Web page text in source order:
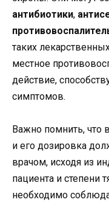
антибиотики,
таких
местное
действие,
симптомов.
Важно помнить, что
и его дозировка
врачом, исходя из
пациента и степени
необходимо